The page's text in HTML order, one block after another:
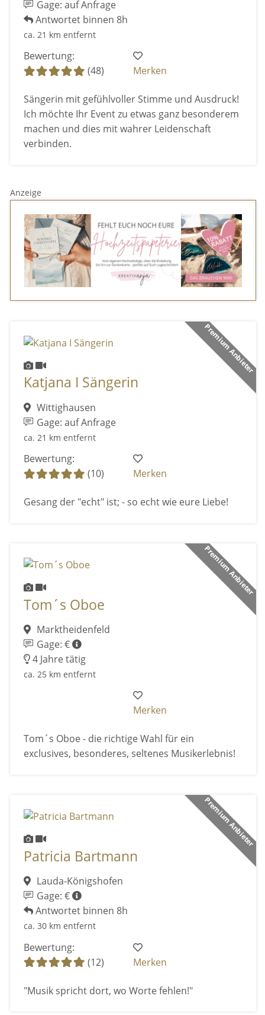
Gage: auf Anfrage
Antwortet binnen 8h
ca. 21 km entfernt
Bewertung:
(48)
Merken
Sängerin mit gefühlvoller Stimme und Ausdruck!
Ich möchte Ihr Event zu etwas ganz besonderem
machen und dies mit wahrer Leidenschaft
verbinden.
Anzeige
Premium Anbieter
Katjana I Sängerin
Wittighausen
Gage: auf Anfrage
ca. 21 km entfernt
Bewertung:
(10)
Merken
Gesang der "echt" ist; - so echt wie eure Liebe!
Premium Anbieter
Tom´s Oboe
Marktheidenfeld
Gage: €
4 Jahre tätig
ca. 25 km entfernt
Merken
Tom´s Oboe - die richtige Wahl für ein
exclusives, besonderes, seltenes Musikerlebnis!
Premium Anbieter
Patricia Bartmann
Lauda-Königshofen
Gage: €
Antwortet binnen 8h
ca. 30 km entfernt
Bewertung:
(12)
Merken
"Musik spricht dort, wo Worte fehlen!"